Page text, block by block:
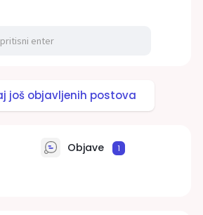
još objavljenih postova
Objave 1